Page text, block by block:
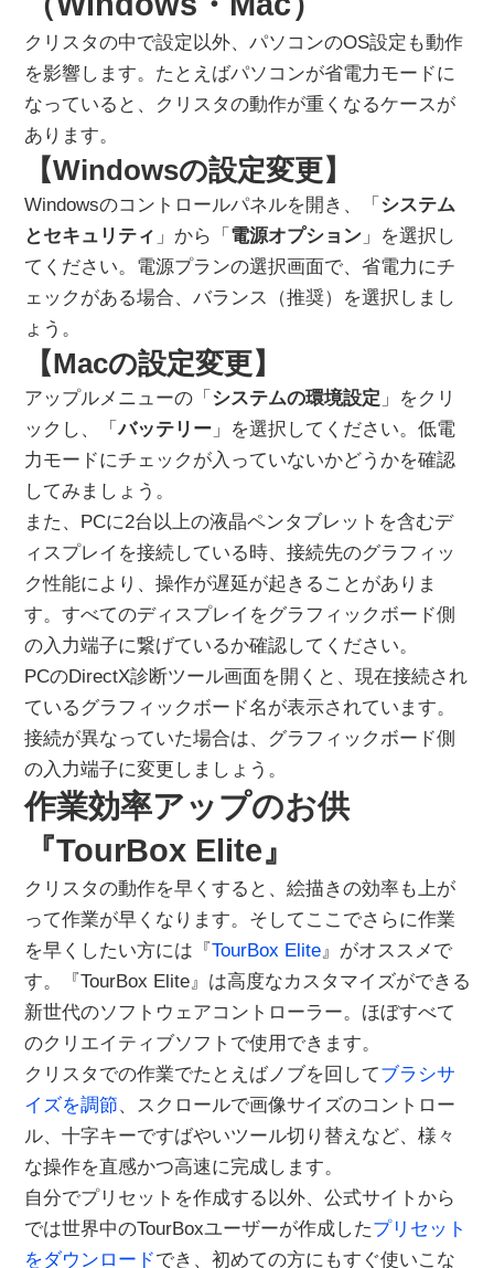
クリスタの中で設定以外、パソコンのOS設定も動作
を影響します。たとえばパソコンが省電力モードに
なっていると、クリスタの動作が重くなるケースが
あります。
【Windowsの設定変更】
Windowsのコントロールパネルを開き、「 システム
とセキュリティ 」から「 電源オプション」を選択し
てください。電源プランの選択画面で、省電力にチ
ェックがある場合、バランス（推奨）を選択しまし
ょう。
【Macの設定変更】
アップルメニューの「 システムの環境設定 」をクリ
ックし、「バッテリー」を選択してください。低電
力モードにチェックが入っていないかどうかを確認
してみましょう。
また、PCに2台以上の液晶ペンタブレットを含むデ
ィスプレイを接続している時、接続先のグラフィッ
ク性能により、操作が遅延が起きることがありま
す。すべてのディスプレイをグラフィックボード側
の入力端子に繋げているか確認してください。
PCのDirectX診断ツール画面を開くと、現在接続され
ているグラフィックボード名が表示されています。
接続が異なっていた場合は、グラフィックボード側
の入力端子に変更しましょう。
作業効率アップのお供
『TourBox Elite』
クリスタの動作を早くすると、絵描きの効率も上が
って作業が早くなります。そしてここでさらに作業
を早くしたい方には『 TourBox Elite』がオススメで
す。『TourBox Elite』は高度なカスタマイズができる
新世代のソフトウェアコントローラー。ほぼすべて
のクリエイティブソフトで使用できます。
クリスタでの作業でたとえばノブを回してブラシサ
イズを調節、スクロールで画像サイズのコントロー
ル、十字キーですばやいツール切り替えなど、様々
な操作を直感かつ高速に完成します。
自分でプリセットを作成する以外、公式サイトから
では世界中のTourBoxユーザーが作成したプリセット
をダウンロードでき、初めての方にもすぐ使いこな